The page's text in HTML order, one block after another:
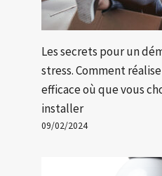
Les secrets pour un
stress. Comment
efficace où que vous
installer
09/02/2024